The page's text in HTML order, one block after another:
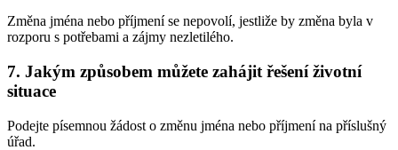
Změna jména nebo příjmení se nepovolí, jestliže by změna byla v
rozporu s potřebami a zájmy nezletilého.
7. Jakým způsobem můžete zahájit řešení životní
situace
Podejte písemnou žádost o změnu jména nebo příjmení na příslušný
úřad.